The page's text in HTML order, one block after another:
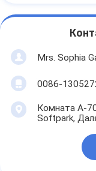
Mrs. Sophia
0086-
Комната A-
Softpark,